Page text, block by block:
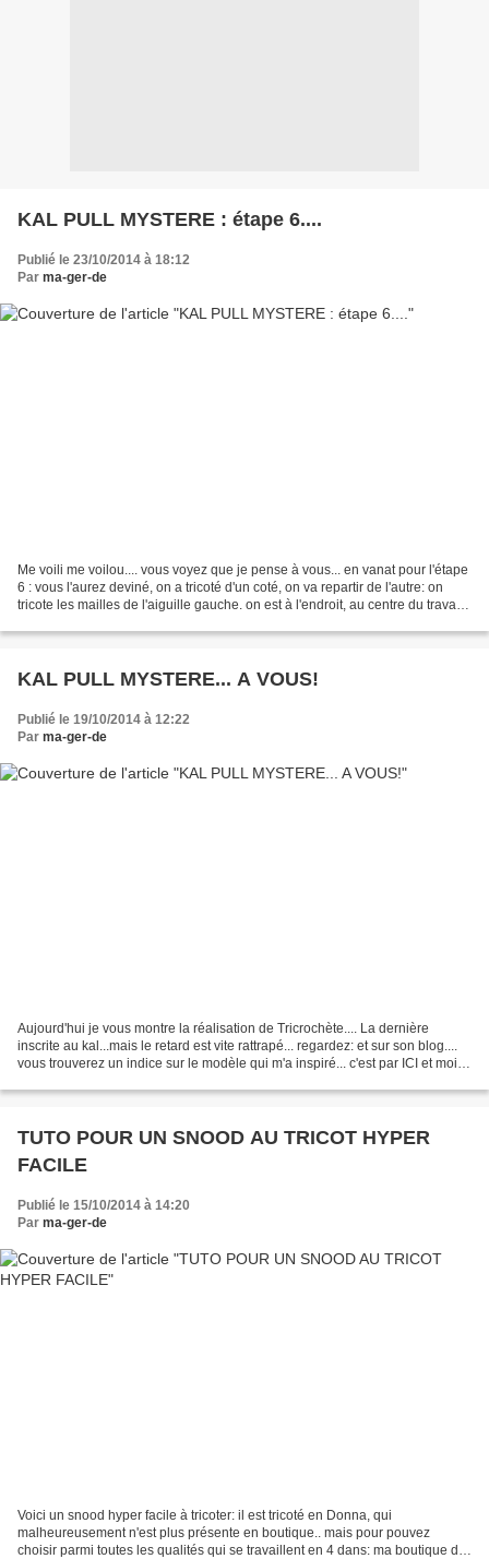
KAL PULL MYSTERE : étape 6....
Publié le 23/10/2014 à 18:12
Par ma-ger-de
Me voili me voilou.... vous voyez que je pense à vous... en vanat pour l'étape
6 : vous l'aurez deviné, on a tricoté d'un coté, on va repartir de l'autre: on
tricote les mailles de l'aiguille gauche. on est à l'endroit, au centre du travail;
KAL PULL MYSTERE... A VOUS!
Publié le 19/10/2014 à 12:22
Par ma-ger-de
Aujourd'hui je vous montre la réalisation de Tricrochète.... La dernière
inscrite au kal...mais le retard est vite rattrapé... regardez: et sur son blog....
vous trouverez un indice sur le modèle qui m'a inspiré... c'est par ICI et moi je
TUTO POUR UN SNOOD AU TRICOT HYPER
FACILE
Publié le 15/10/2014 à 14:20
Par ma-ger-de
Voici un snood hyper facile à tricoter: il est tricoté en Donna, qui
malheureusement n'est plus présente en boutique.. mais pour pouvez
choisir parmi toutes les qualités qui se travaillent en 4 dans: ma boutique de